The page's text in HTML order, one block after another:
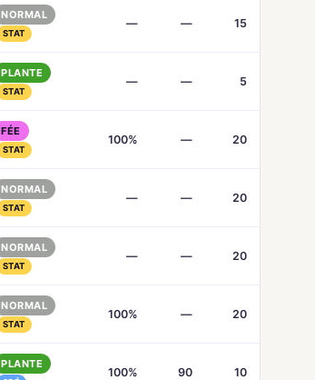
NORMAL
STAT
— — 15
PLANTE
STAT
— — 5
FÉE
STAT
100% — 20
NORMAL
STAT
— — 20
NORMAL
STAT
— — 20
NORMAL
STAT
100% — 20
PLANTE
100% 90 10